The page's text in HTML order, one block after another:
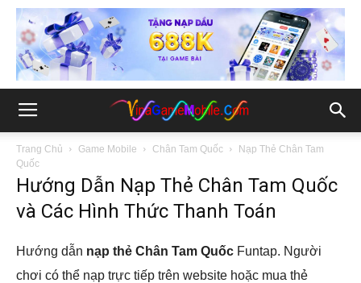
Trang Chủ Game Mobile Chân Tam Quốc
Nạp Thẻ Chân Tam
Quốc
Hướng Dẫn Nạp Thẻ Chân Tam Quốc
và Các Hình Thức Thanh Toán
Hướng dẫn nạp thẻ Chân Tam Quốc Funtap. Người
chơi có thể nạp trực tiếp trên website hoặc mua thẻ